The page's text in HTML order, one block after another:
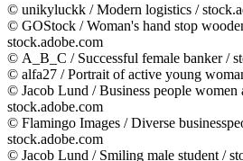
© unikyluckk /Modern logistics /
© GOStock / Woman's hand stop
stock.adobe.com
© A_B_C / Successful female banker/
© alfa27 /Portrait of active young
© Jacob Lund /Business people women
stock.adobe.com
© Flamingo Images /Diverse
stock.adobe.com
© Jacob Lund / Smiling male student /